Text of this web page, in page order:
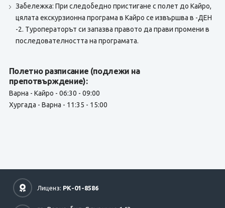
Забележка: При следобедно пристигане с полет до Кайро,
цялата екскурзионна програма в Кайро се извършва в -ДЕН
-2. Туроператорът си запазва правото да прави промени в
последователността на програмата.
Полетно разписание (подлежи на
препотвърждение):
Варна - Кайро - 06:30 - 09:00
Хургада - Варна - 11:35 - 15:00
Лиценз: РК-01-8586